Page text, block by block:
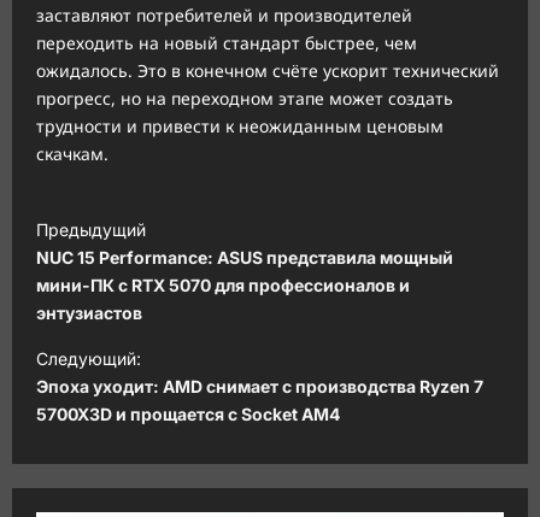
заставляют потребителей и производителей
переходить на новый стандарт быстрее, чем
ожидалось. Это в конечном счёте ускорит технический
прогресс, но на переходном этапе может создать
трудности и привести к неожиданным ценовым
скачкам.
Н
а
в
и
г
а
Предыдущий
NUC 15 Performance: ASUS представила мощный
мини-ПК с RTX 5070 для профессионалов и
энтузиастов
Следующий:
Эпоха уходит: AMD снимает с производства Ryzen 7
5700X3D и прощается с Socket AM4